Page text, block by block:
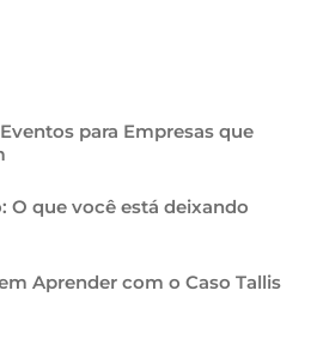
para Empresas que
O que você está deixando
Aprender com o Caso Tallis